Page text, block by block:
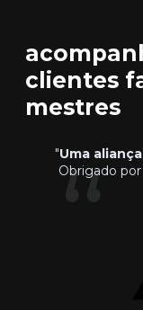
clientes
mestres
"Uma
Obrigado